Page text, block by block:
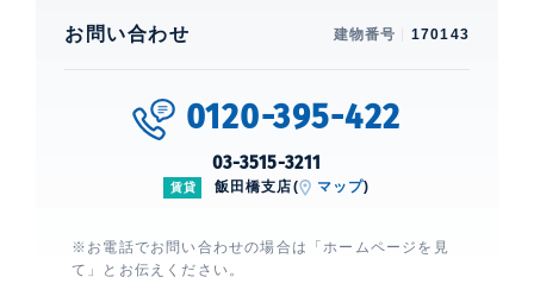
お問い合わせ 建物番号 170143
0120-395-422
03-3515-3211
賃貸 飯田橋支店( マップ)
※お電話でお問い合わせの場合は「ホームページを見
て」とお伝えください。